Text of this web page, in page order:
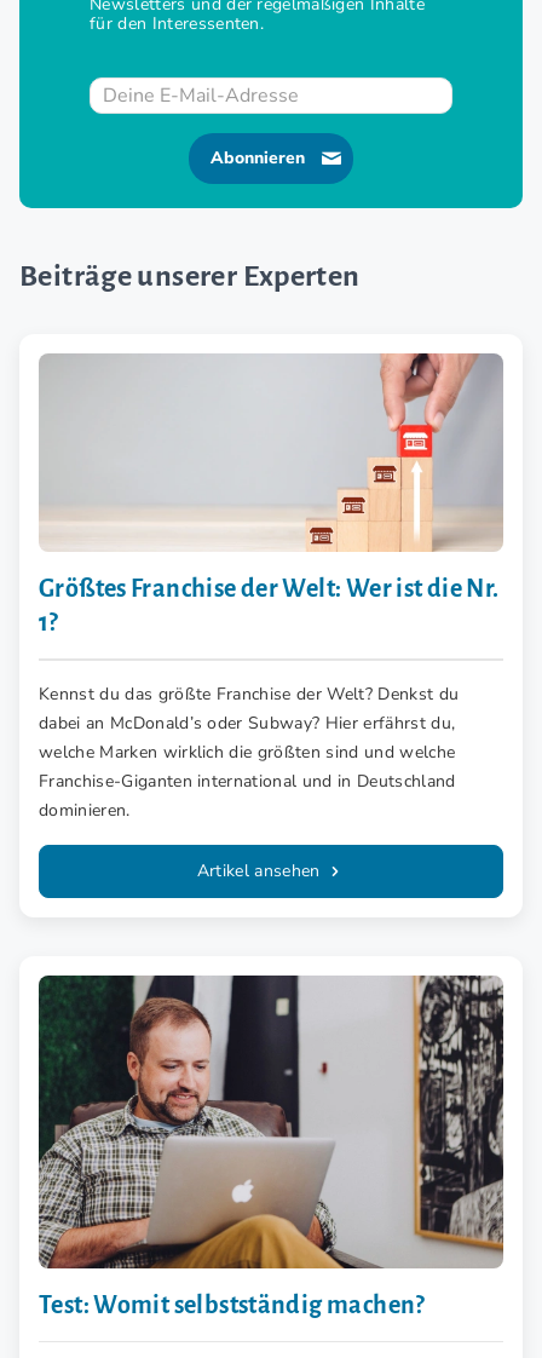
für den Interessenten.
Abonnieren
Beiträge unserer Experten
Größtes Franchise der Welt: Wer ist die Nr.
1?
Kennst du das größte Franchise der Welt? Denkst du
dabei an McDonald’s oder Subway? Hier erfährst du,
welche Marken wirklich die größten sind und welche
Franchise-Giganten international und in Deutschland
dominieren.
Artikel ansehen
Test: Womit selbstständig machen?